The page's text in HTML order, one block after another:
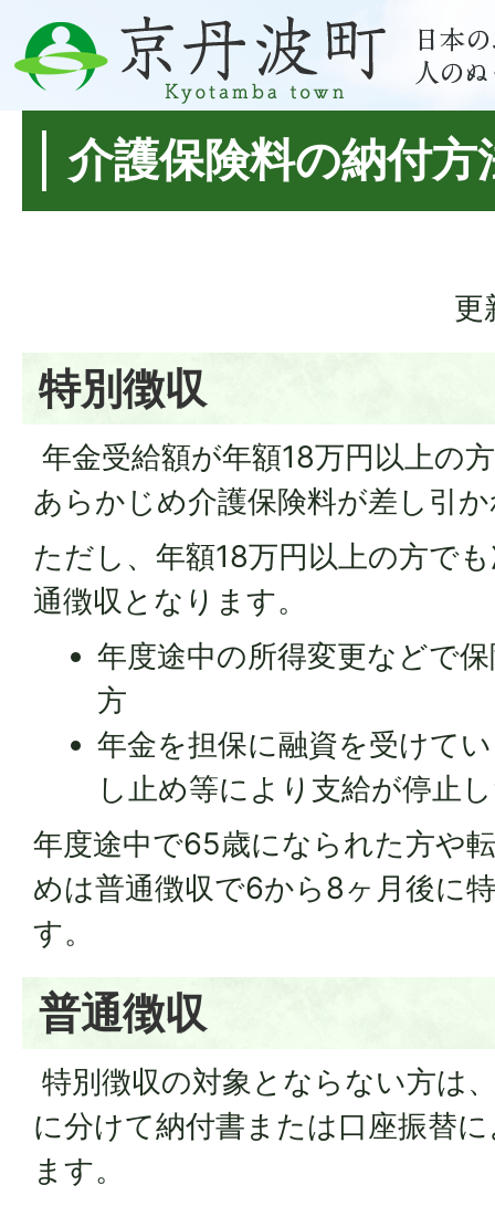
介護保険料の納付方
更
特別徴収
年金受給額が年額18万円以上の
あらかじめ介護保険料が差し引
ただし、年額18万円以上の方で
通徴収となります。
年度途中の所得変更などで
方
年金を担保に融資を受けて
し止め等により支給が停止
年度途中で65歳になられた方や
めは普通徴収で6から8ヶ月後に
す。
普通徴収
特別徴収の対象とならない方は
に分けて納付書または口座振替
ます。